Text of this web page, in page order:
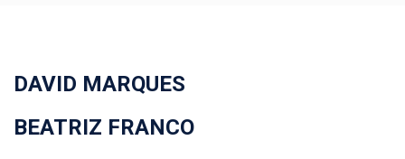
DAVID MARQUES
BEATRIZ FRANCO